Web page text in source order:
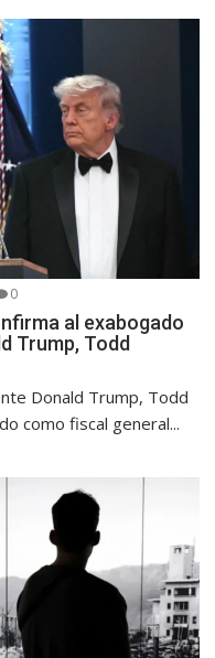
0
al exabogado
Trump, Todd
Donald Trump, Todd
como fiscal general...